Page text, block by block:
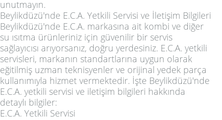
unutmayın.
Beylikdüzü'nde E.C.A. Yetkili Servisi ve İletişim Bilgileri
Beylikdüzü'nde E.C.A. markasına ait kombi ve diğer
su ısıtma ürünleriniz için güvenilir bir servis
sağlayıcısı arıyorsanız, doğru yerdesiniz. E.C.A. yetkili
servisleri, markanın standartlarına uygun olarak
eğitilmiş uzman teknisyenler ve orijinal yedek parça
kullanımıyla hizmet vermektedir. İşte Beylikdüzü'nde
E.C.A. yetkili servisi ve iletişim bilgileri hakkında
detaylı bilgiler:
E.C.A. Yetkili Servisi